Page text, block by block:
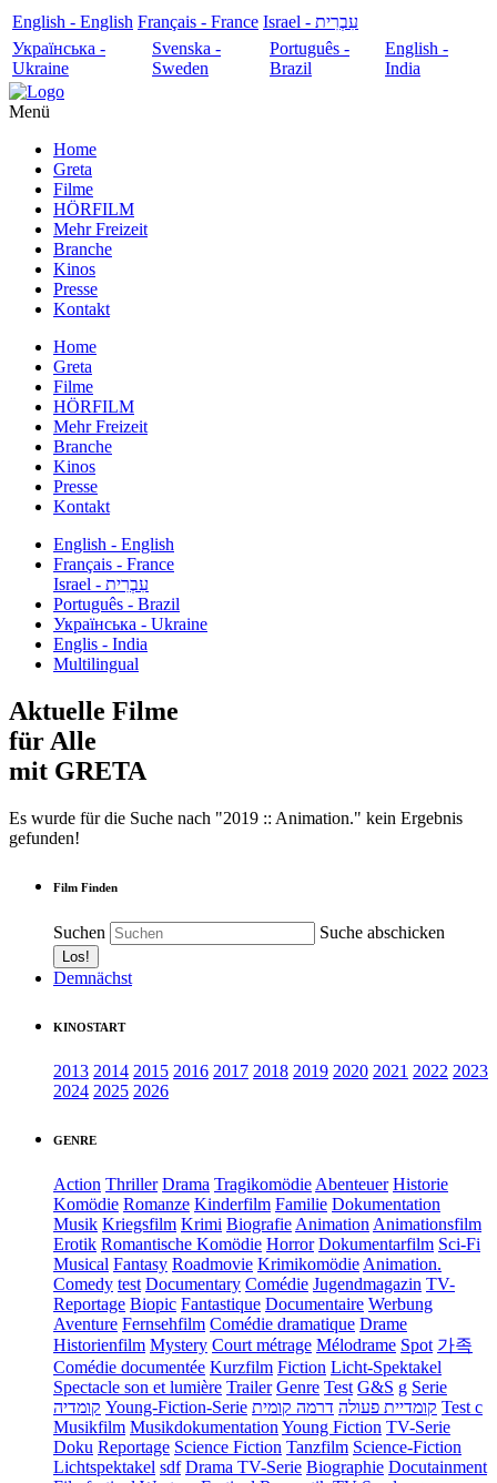
English - English Français - France
עִבְרִית - Israel
Українська -
Ukraine
Svenska -
Sweden
Português -
Brazil
English -
India
Menü
Home
Greta
Filme
HÖRFILM
Mehr Freizeit
Branche
Kinos
Presse
Kontakt
Home
Greta
Filme
HÖRFILM
Mehr Freizeit
Branche
Kinos
Presse
Kontakt
English - English
Français - France
עִבְרִית - Israel
Português - Brazil
Українська - Ukraine
Englis - India
Multilingual
Aktuelle Filme
für Alle
mit GRETA
Es wurde für die Suche nach "2019 :: Animation." kein Ergebnis
gefunden!
Film Finden
Suchen Suche abschicken
Demnächst
KINOSTART
2013 2014 2015 2016 2017 2018 2019 2020 2021 2022 2023
2024 2025 2026
GENRE
Action Thriller Drama Tragikomödie Abenteuer Historie
Komödie Romanze Kinderfilm Familie Dokumentation
Musik Kriegsfilm Krimi Biografie Animation Animationsfilm
Erotik Romantische Komödie Horror Dokumentarfilm Sci-Fi
Musical Fantasy Roadmovie Krimikomödie Animation.
Comedy test Documentary Comédie Jugendmagazin TV-
Reportage Biopic Fantastique Documentaire Werbung
Aventure Fernsehfilm Comédie dramatique Drame
Historienfilm Mystery Court métrage Mélodrame Spot 가족
Comédie documentée Kurzfilm Fiction Licht-Spektakel
Spectacle son et lumière Trailer Genre Test G&S g Serie
קומדיה Young-Fiction-Serie קומדיית פעולה דרמה קומית
Test c
Musikfilm Musikdokumentation Young Fiction TV-Serie
Doku Reportage Science Fiction Tanzfilm Science-Fiction
Lichtspektakel sdf Drama TV-Serie Biographie Docutainment